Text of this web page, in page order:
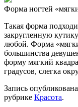
Форма ногтей
Такая форма
закругленную
любой. Форма
большинства
форму мягкий
градусов, слегка
Запись опубликована
рубрике Красота.